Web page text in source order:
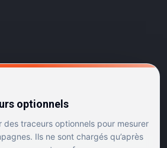
optionnels
des traceurs optionnels pour mesurer
Ils ne sont chargés qu’après